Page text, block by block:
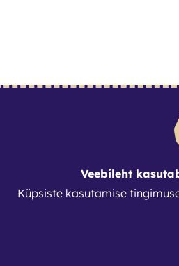
Veebileht
Küpsiste kasutamise